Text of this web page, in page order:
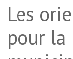
Les
pour la